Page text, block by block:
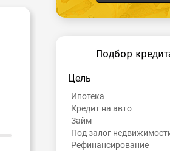
Подбор
Цель
Ипотека
Кредит на авто
Займ
Под залог
Рефинансирование